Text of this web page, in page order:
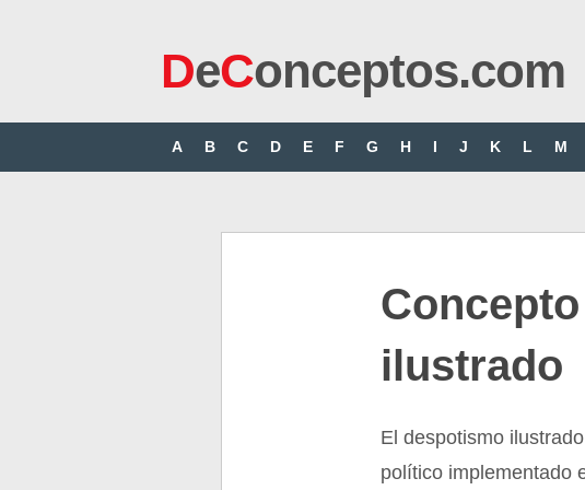
DeConceptos.com
A B C D E F G H I J K L M
ilustrado
El despotismo
político implementado